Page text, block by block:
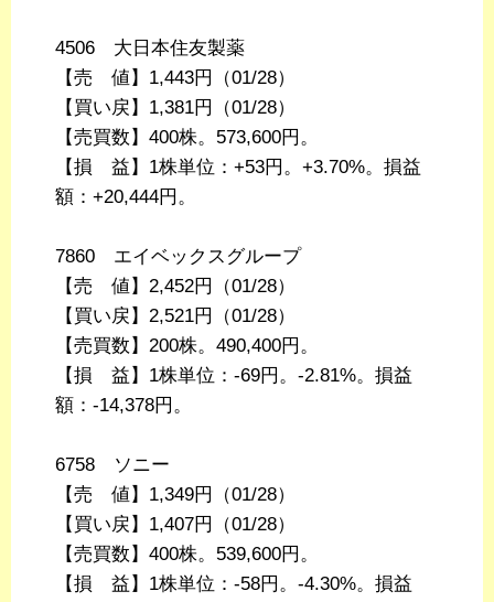
4506 大日本住友製薬
【売 値】1,443円（01/28）
【買い戻】1,381円（01/28）
【売買数】400株。573,600円。
【損 益】1株単位：+53円。+3.70%。損益
額：+20,444円。
7860 エイベックスグループ
【売 値】2,452円（01/28）
【買い戻】2,521円（01/28）
【売買数】200株。490,400円。
【損 益】1株単位：-69円。-2.81%。損益
額：-14,378円。
6758 ソニー
【売 値】1,349円（01/28）
【買い戻】1,407円（01/28）
【売買数】400株。539,600円。
【損 益】1株単位：-58円。-4.30%。損益